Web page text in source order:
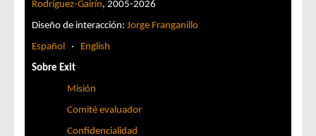
Rodríguez-Gairín, 2005-2026
Diseño de interacción: Jorge Franganillo
Español · English
Sobre Exit
Misión
Comité evaluador
Confidencialidad